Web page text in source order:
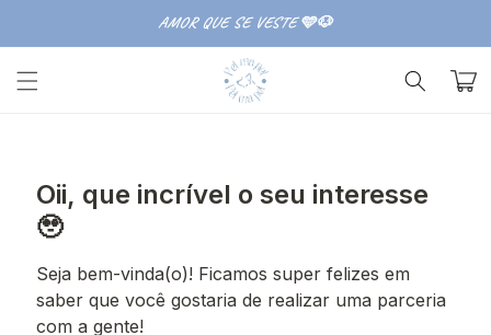
conteúdo
AMOR QUE SE VESTE 🩵🐶